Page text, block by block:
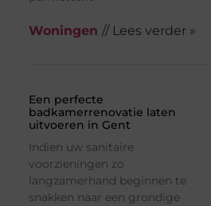
Woningen // Lees verder »
Een perfecte
badkamerrenovatie laten
uitvoeren in Gent
Indien uw sanitaire
voorzieningen zo
langzamerhand beginnen te
snakken naar een grondige